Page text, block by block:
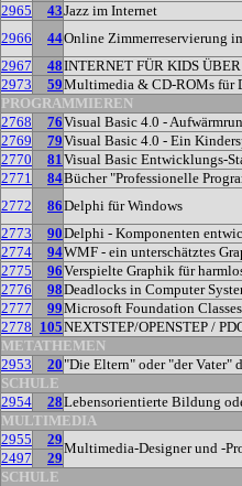
2965
43Jazz im Internet
2966
44Online Zimmerreservierung
2967
48INTERNET FÜR KIDS
2973
59Multimedia & CD-ROMs für
PROGRAMMIEREN
2768
76Visual Basic 4.0 -
2769
79Visual Basic 4.0 - Ein
2770
81Visual Basic Entwicklungs-
2771
84Bücher "Professionelle
2772
86Delphi für Windows
2773
90Delphi - Komponenten
2774
94WMF - ein unterschätztes
2775
96Verspielte Graphik für
2776
98Deadlocks in Computer
2777
99Microsoft Foundation
2778 105NEXTSTEP/OPENSTEP /
METATHEMEN
2953
20"Die Eltern" oder "der Vater"
SCHULE
2954
28Lebensorientierte Bildung
MULTIMEDIA
2955
29
Multimedia-Designer und -
2497
29
SCHULE